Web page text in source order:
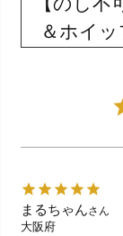
＆ホイ
まるちゃんさん
大阪府